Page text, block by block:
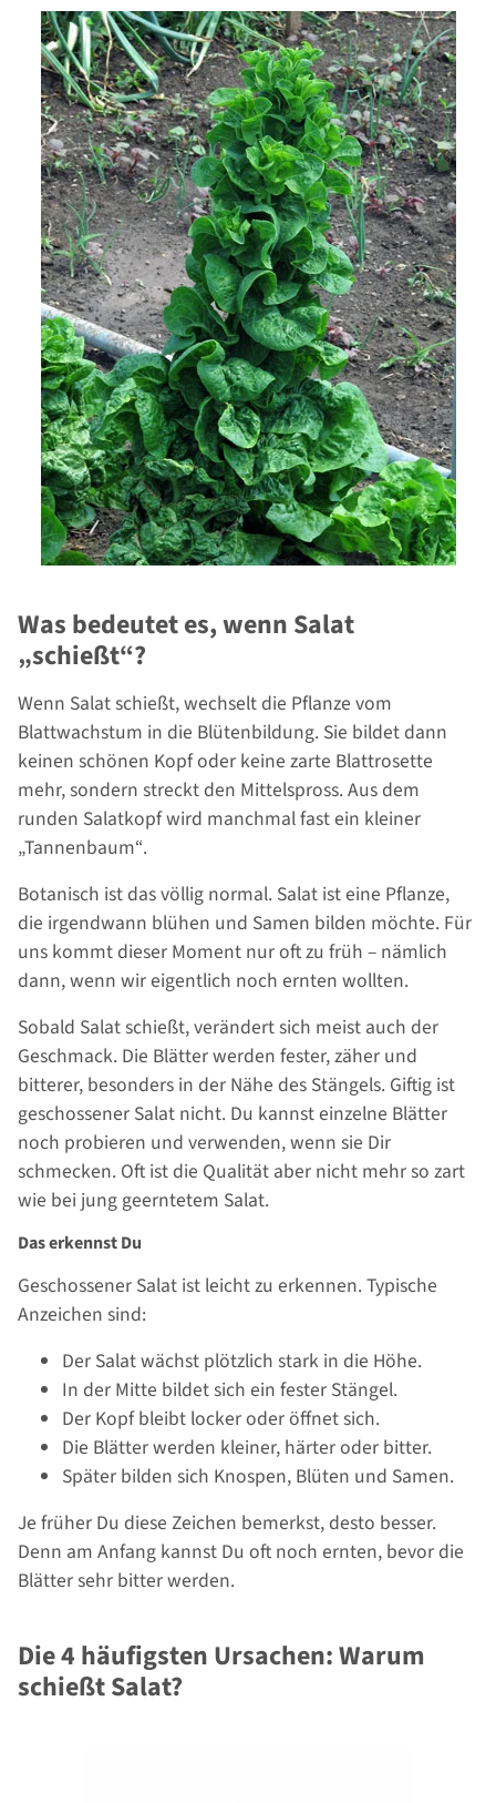
Was bedeutet es, wenn Salat
„schießt“?
Wenn Salat schießt, wechselt die Pflanze vom
Blattwachstum in die Blütenbildung. Sie bildet dann
keinen schönen Kopf oder keine zarte Blattrosette
mehr, sondern streckt den Mittelspross. Aus dem
runden Salatkopf wird manchmal fast ein kleiner
„Tannenbaum“.
Botanisch ist das völlig normal. Salat ist eine Pflanze,
die irgendwann blühen und Samen bilden möchte. Für
uns kommt dieser Moment nur oft zu früh – nämlich
dann, wenn wir eigentlich noch ernten wollten.
Sobald Salat schießt, verändert sich meist auch der
Geschmack. Die Blätter werden fester, zäher und
bitterer, besonders in der Nähe des Stängels. Giftig ist
geschossener Salat nicht. Du kannst einzelne Blätter
noch probieren und verwenden, wenn sie Dir
schmecken. Oft ist die Qualität aber nicht mehr so zart
wie bei jung geerntetem Salat.
Das erkennst Du
Geschossener Salat ist leicht zu erkennen. Typische
Anzeichen sind:
Der Salat wächst plötzlich stark in die Höhe.
In der Mitte bildet sich ein fester Stängel.
Der Kopf bleibt locker oder öffnet sich.
Die Blätter werden kleiner, härter oder bitter.
Später bilden sich Knospen, Blüten und Samen.
Je früher Du diese Zeichen bemerkst, desto besser.
Denn am Anfang kannst Du oft noch ernten, bevor die
Blätter sehr bitter werden.
Die 4 häufigsten Ursachen: Warum
schießt Salat?